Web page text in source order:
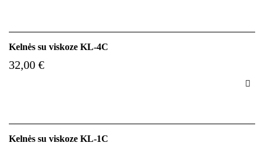
Kelnės su viskoze KL-4C
32,00 €

Kelnės su viskoze KL-1C